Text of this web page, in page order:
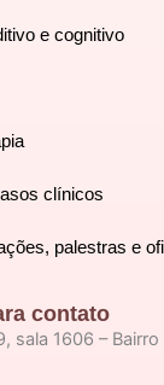
e cognitivo
clínicos
palestras e
contato
sala 1606 –